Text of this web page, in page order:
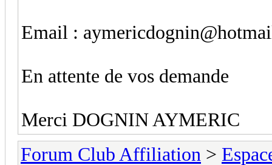
Email :
En attente de vos demande
Merci DOGNIN AYMERIC
Forum Club Affiliation >